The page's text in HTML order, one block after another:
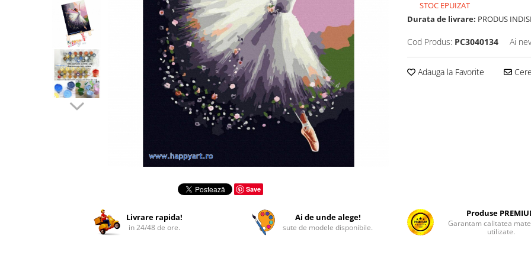
pe
Facebook
Save
STOC EPUIZAT
Durata de livrare: PRODUS
Cod Produs: PC3040134 Ai
Adauga la Favorite
Livrare rapida!
in 24/48 de ore.
Ai de unde alege!
sute de modele disponibile.
Produse
Garantam calitatea
utilizate.